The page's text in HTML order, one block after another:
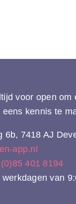
voor open
kennis te
6b, 7418 AJ
app.nl
401 8194
van